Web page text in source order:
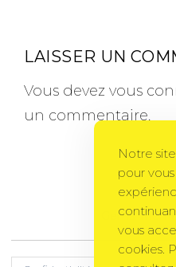
LAISSER UN
Vous devez vous
un commentaire.
Gema
Notre
pour
vous
cookies.